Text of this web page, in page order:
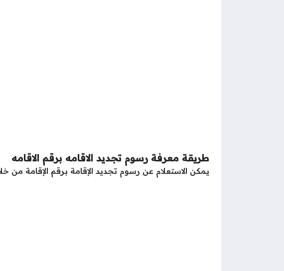
طريقة معرفة رسوم تجديد الاقامه برقم الاقامه
يمكن الاستعلام عن رسوم تجديد الإقامة برقم الإقامة من